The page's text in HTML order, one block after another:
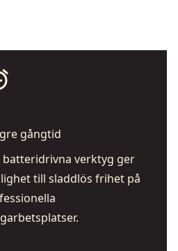
gångtid
batteridrivna verktyg ger
till sladdlös frihet på